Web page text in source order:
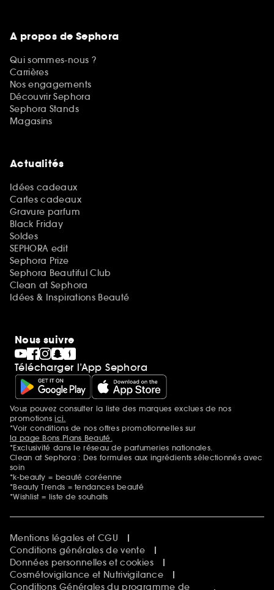
A propos de Sephora
Qui sommes-nous ?
Carrières
Nos engagements
Découvrir Sephora
Sephora Stands
Magasins
Actualités
Idées cadeaux
Cartes cadeaux
Gravure parfum
Black Friday
Soldes
SEPHORA edit
Sephora Prize
Sephora Beautiful Club
Clean at Sephora
Idées & Inspirations Beauté
Nous suivre
Télécharger l’App Sephora
Mentions additionnelles
Vous pouvez consulter la liste des marques exclues de nos
promotionsici.
*Voir conditions de nos offres promotionnelles sur
la page Bons Plans Beauté.
*Exclusivité dans le réseau de parfumeries nationales.
Clean at Sephora : Des formules aux ingrédients sélectionnés avec
soin
*k-beauty = beauté coréenne
*Beauty Trends = tendances beauté
*Wishlist = liste de souhaits
Mentions légales et CGU
Conditions générales de vente
Données personnelles et cookies
Cosmétovigilance et Nutrivigilance
Conditions Générales du programme de